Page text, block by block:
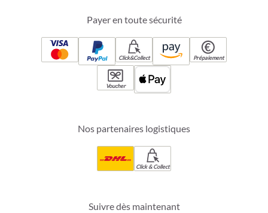
Payer en toute sécurité
Click&Collect Prépaiement
Voucher
Nos partenaires logistiques
Click & Collect
Suivre dès maintenant